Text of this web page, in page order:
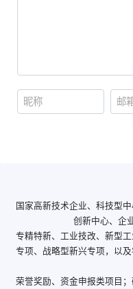
国家高新技术企业、科技型
创新中心、企
专精特新、工业技改、新型
专项、战略型新兴专项，以
荣誉奖励、资金申报类项目